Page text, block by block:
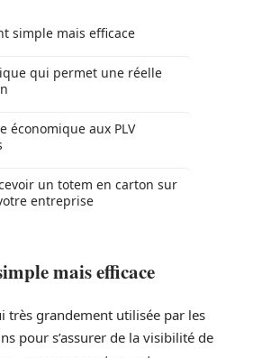
simple mais efficace
qui permet une réelle
économique aux PLV
un totem en carton sur
entreprise
mais efficace
très grandement utilisée par les
pour s’assurer de la visibilité de